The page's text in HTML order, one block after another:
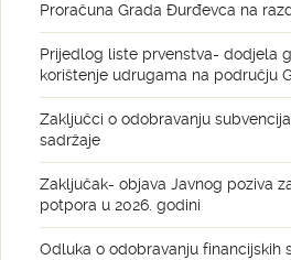
Proračuna Grada Đurđevca na
Prijedlog liste prvenstva- dodjela
korištenje udrugama na području
Zaključci o odobravanju
sadržaje
Zaključak- objava Javnog poziva
potpora u 2026. godini
Odluka o odobravanju financijskih